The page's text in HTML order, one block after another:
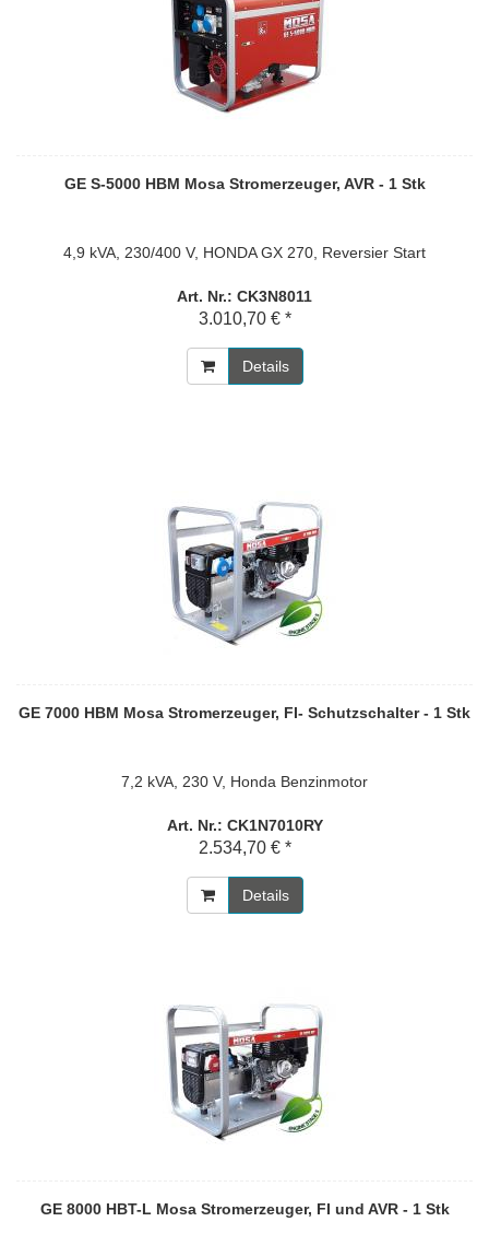
GE S-5000 HBM Mosa Stromerzeuger, AVR - 1 Stk
4,9 kVA, 230/400 V, HONDA GX 270, Reversier Start
Art. Nr.: CK3N8011
3.010,70 € *
Details
GE 7000 HBM Mosa Stromerzeuger, FI- Schutzschalter - 1 Stk
7,2 kVA, 230 V, Honda Benzinmotor
Art. Nr.: CK1N7010RY
2.534,70 € *
Details
GE 8000 HBT-L Mosa Stromerzeuger, FI und AVR - 1 Stk